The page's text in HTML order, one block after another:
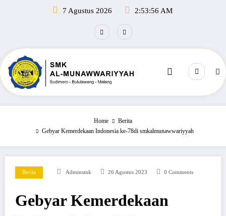
7 Agustus 2026 2:53:57 AM
Home
Berita
Gebyar Kemerdekaan Indonesia ke-78di smkalmunawwariyyah
Berita Adminsmk 26 Agustus 2023 0 Comments
Gebyar Kemerdekaan